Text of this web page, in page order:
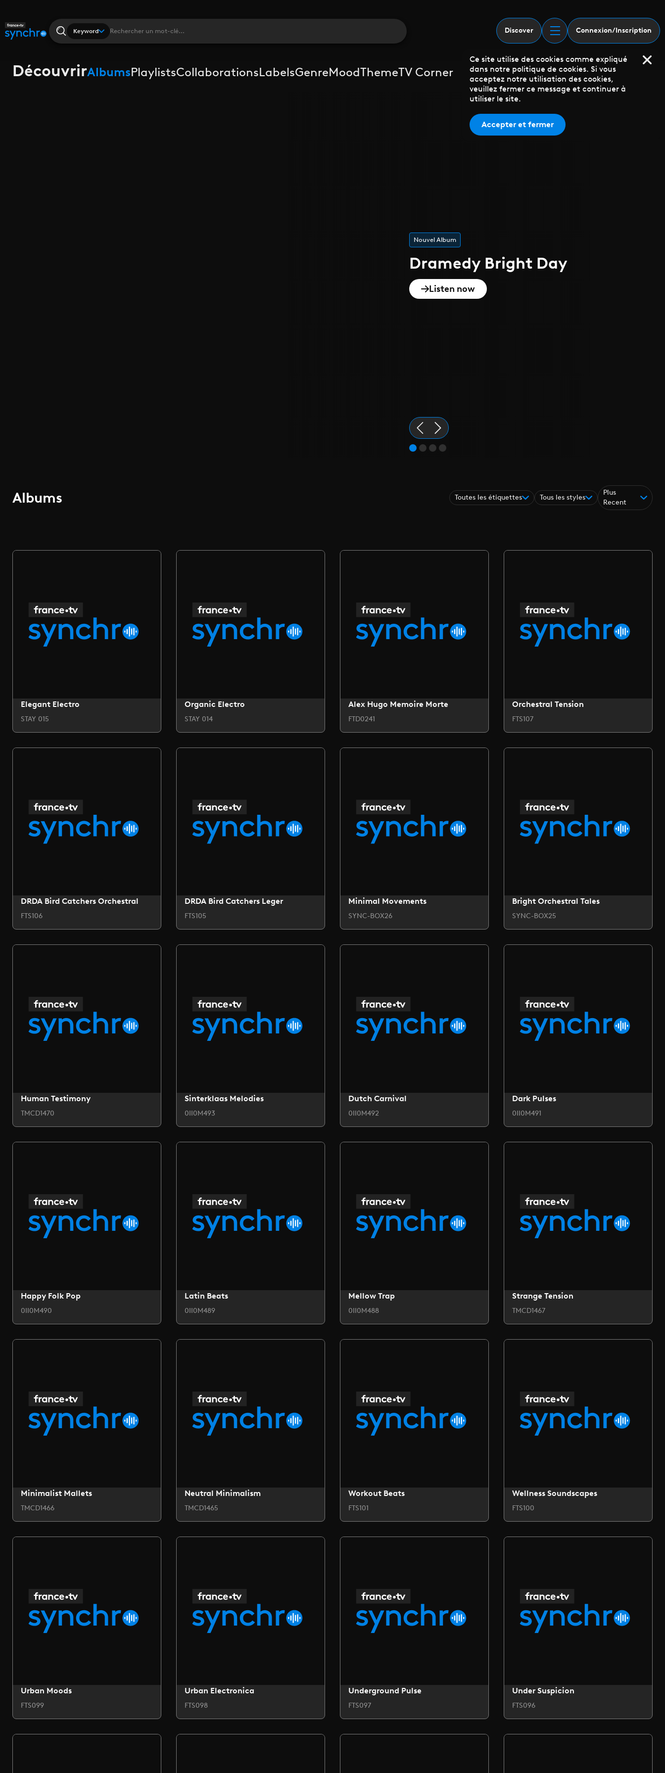
Keyword Discover Connexion/Inscription
DécouvrirAlbumsPlaylistsCollaborationsLabelsGenreMoodThemeTV Corner
Nouvel Album
Dramedy Bright Day
Listen now
Albums Toutes les étiquettes Tous les styles
Plus
Recent
Elegant Electro
STAY 015
Organic Electro
STAY 014
Alex Hugo Memoire Morte
FTD0241
Orchestral Tension
FTS107
DRDA Bird Catchers Orchestral
FTS106
DRDA Bird Catchers Leger
FTS105
Minimal Movements
SYNC-BOX26
Bright Orchestral Tales
SYNC-BOX25
Human Testimony
TMCD1470
Sinterklaas Melodies
0II0M493
Dutch Carnival
0II0M492
Dark Pulses
0II0M491
Happy Folk Pop
0II0M490
Latin Beats
0II0M489
Mellow Trap
0II0M488
Strange Tension
TMCD1467
Minimalist Mallets
TMCD1466
Neutral Minimalism
TMCD1465
Workout Beats
FTS101
Wellness Soundscapes
FTS100
Urban Moods
FTS099
Urban Electronica
FTS098
Underground Pulse
FTS097
Under Suspicion
FTS096
Ce site utilise des cookies comme expliqué
dans notre politique de cookies. Si vous
acceptez notre utilisation des cookies,
veuillez fermer ce message et continuer à
utiliser le site.
Accepter et fermer